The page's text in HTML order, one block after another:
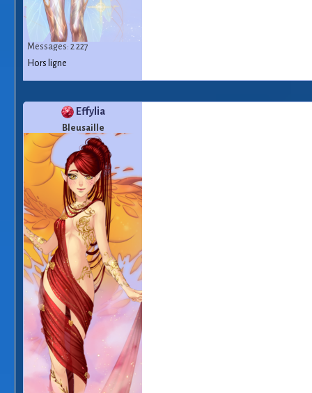
Messages: 2 227
Hors ligne
Effylia
Bleusaille